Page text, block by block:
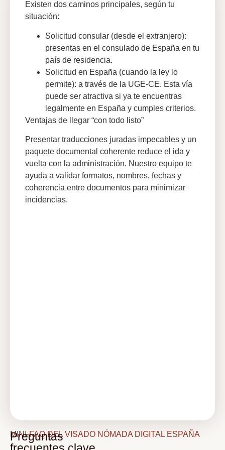
Existen dos caminos principales, según tu
situación:
Solicitud consular (desde el extranjero):
presentas en el consulado de España en tu
país de residencia.
Solicitud en España (cuando la ley lo
permite): a través de la UGE-CE. Esta vía
puede ser atractiva si ya te encuentras
legalmente en España y cumples criterios.
Ventajas de llegar “con todo listo”
Presentar traducciones juradas impecables y un
paquete documental coherente reduce el ida y
vuelta con la administración. Nuestro equipo te
ayuda a validar formatos, nombres, fechas y
coherencia entre documentos para minimizar
incidencias.
MINI-FAQ DEL VISADO NÓMADA DIGITAL ESPAÑA
Preguntas